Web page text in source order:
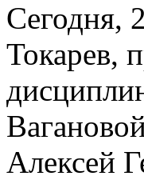
Сегодня,
Токарев,
Алексей